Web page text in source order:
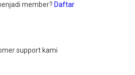
member? Daftar
support kami